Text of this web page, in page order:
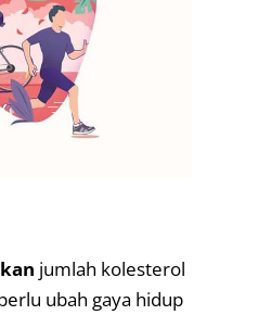
jumlah kolesterol
ubah gaya hidup